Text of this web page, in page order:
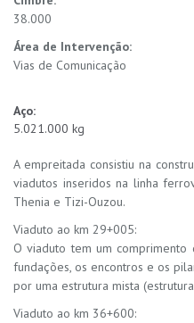
38.000
Área de Intervenção:
Vias de Comunicação
Aço:
5.021.000 kg
A empreitada consistiu na
viadutos inseridos na linha
Thenia e Tizi-Ouzou.
Viaduto ao km 29+005:
O viaduto tem um comprimento
fundações, os encontros e os
por uma estrutura mista
Viaduto ao km 36+600: